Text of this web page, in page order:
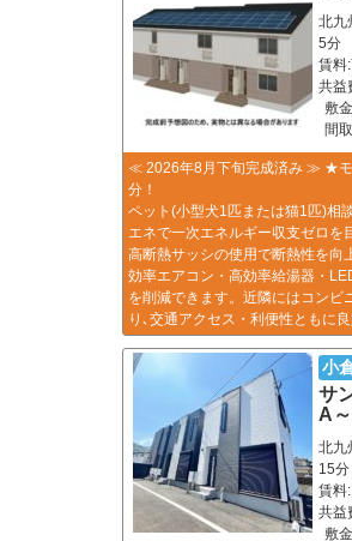
北
5分
賃料
共益
敷
間
≪ 2026年8月下旬完成済み ≫ ★モ
分！
ペット(小型犬1匹または猫1匹)相
エネで一次エネルギー収支ゼロを
高断熱サッシの使用で断熱性を向
効率エアコン・高効率給湯器・
を削減できます。近隣にはコンビ
り､交通アクセス・利便性ともに
小
サ
A
北
15分
賃料
共益
敷